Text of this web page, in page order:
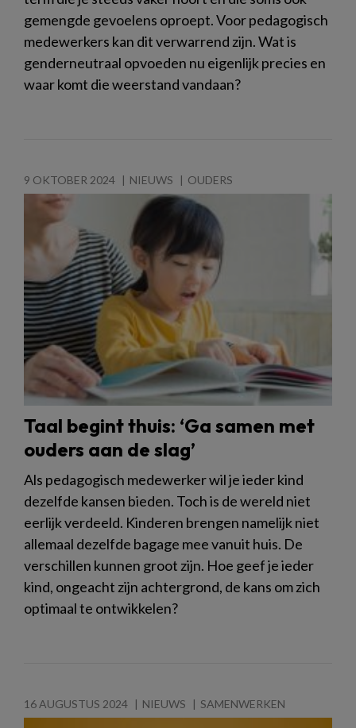
gemengde gevoelens oproept. Voor pedagogisch
medewerkers kan dit verwarrend zijn. Wat is
genderneutraal opvoeden nu eigenlijk precies en
waar komt die weerstand vandaan?
9 OKTOBER 2024 NIEUWS OUDERS
Taal begint thuis: ‘Ga samen met
ouders aan de slag’
Als pedagogisch medewerker wil je ieder kind
dezelfde kansen bieden. Toch is de wereld niet
eerlijk verdeeld. Kinderen brengen namelijk niet
allemaal dezelfde bagage mee vanuit huis. De
verschillen kunnen groot zijn. Hoe geef je ieder
kind, ongeacht zijn achtergrond, de kans om zich
optimaal te ontwikkelen?
16 AUGUSTUS 2024 NIEUWS SAMENWERKEN